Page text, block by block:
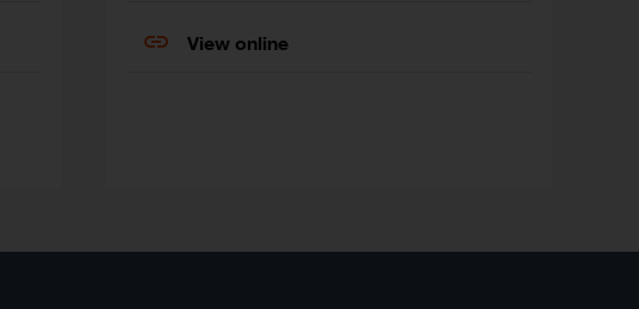
View online